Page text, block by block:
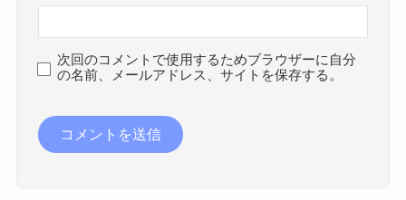
次回のコメントで使用するためブラウザーに自分
の名前、メールアドレス、サイトを保存する。